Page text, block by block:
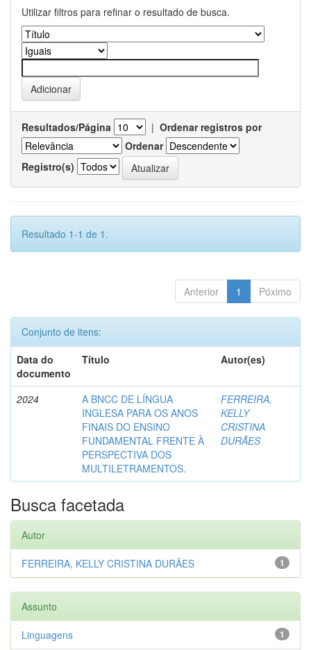
Utilizar filtros para refinar o resultado de busca.
Resultados/Página | Ordenar registros por
Ordenar
Registro(s)
Resultado 1-1 de 1.
Anterior 1 Póximo
Conjunto de itens:
Data do
documento
Título Autor(es)
2024
A BNCC DE LÍNGUA
INGLESA PARA OS ANOS
FINAIS DO ENSINO
FUNDAMENTAL FRENTE À
PERSPECTIVA DOS
MULTILETRAMENTOS.
FERREIRA,
KELLY
CRISTINA
DURÃES
Busca facetada
Autor
1
FERREIRA, KELLY CRISTINA DURÃES
Assunto
1
Linguagens